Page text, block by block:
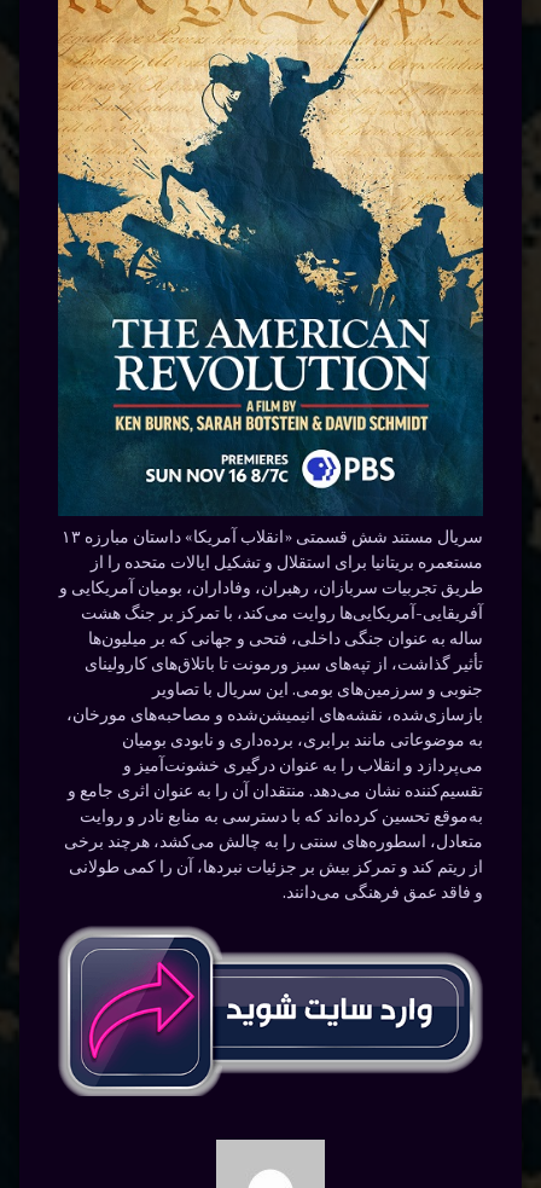
سریال مستند شش قسمتی «انقلاب آمریکا» داستان مبارزه ۱۳
مستعمره بریتانیا برای استقلال و تشکیل ایالات متحده را از
طریق تجربیات سربازان، رهبران، وفاداران، بومیان آمریکایی و
آفریقایی-آمریکایی‌ها روایت می‌کند، با تمرکز بر جنگ هشت
ساله به عنوان جنگی داخلی، فتحی و جهانی که بر میلیون‌ها
تأثیر گذاشت، از تپه‌های سبز ورمونت تا باتلاق‌های کارولینای
جنوبی و سرزمین‌های بومی. این سریال با تصاویر
بازسازی‌شده، نقشه‌های انیمیشن‌شده و مصاحبه‌های مورخان،
به موضوعاتی مانند برابری، برده‌داری و نابودی بومیان
می‌پردازد و انقلاب را به عنوان درگیری خشونت‌آمیز و
تقسیم‌کننده نشان می‌دهد. منتقدان آن را به عنوان اثری جامع و
به‌موقع تحسین کرده‌اند که با دسترسی به منابع نادر و روایت
متعادل، اسطوره‌های سنتی را به چالش می‌کشد، هرچند برخی
از ریتم کند و تمرکز بیش بر جزئیات نبردها، آن را کمی طولانی
و فاقد عمق فرهنگی می‌دانند.